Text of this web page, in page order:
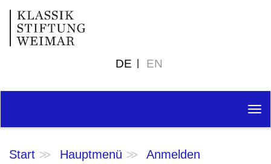
DE EN
Start Hauptmenü
Anmelden